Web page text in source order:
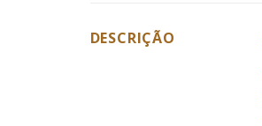
DESCRIÇÃO